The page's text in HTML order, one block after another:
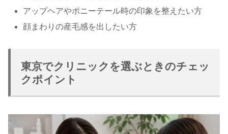
アップヘアやポニーテール時の印象を整えたい方
顔まわりの産毛感を出したい方
東京でクリニックを選ぶときのチェッ
クポイント